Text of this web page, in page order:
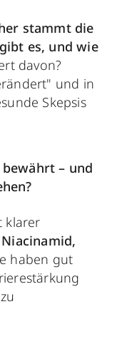
stammt die
es, und wie
davon?
und in
Skepsis
– und
klarer
haben gut